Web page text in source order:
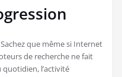
que même si Internet
de recherche ne fait
l’activité